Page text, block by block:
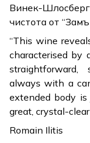
Винек-
чистота от
“This wine
characterised by
always with a
extended body
great, crystal-clear
Romain Ilitis